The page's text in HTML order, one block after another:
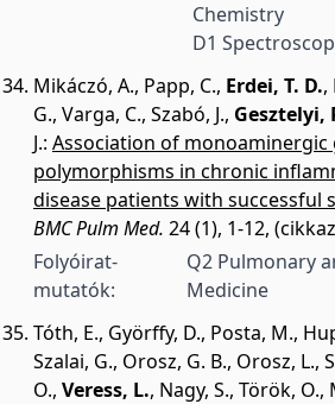
Chemistry
D1
Mikáczó, A., Papp, C., Erdei, T. D.,
G., Varga, C., Szabó, J., Gesztelyi,
J.: Association of monoaminergic
polymorphisms in chronic
disease patients with successful
BMC Pulm Med. 24 (1), 1-12,
Folyóirat-
mutatók:
Q2 Pulmonary
Medicine
Tóth, E., Györffy, D., Posta, M.,
Szalai, G., Orosz, G. B., Orosz, L.,
O., Veress, L., Nagy, S., Török, O.,